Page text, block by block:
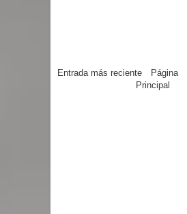
Entrada más reciente
Página
Principal